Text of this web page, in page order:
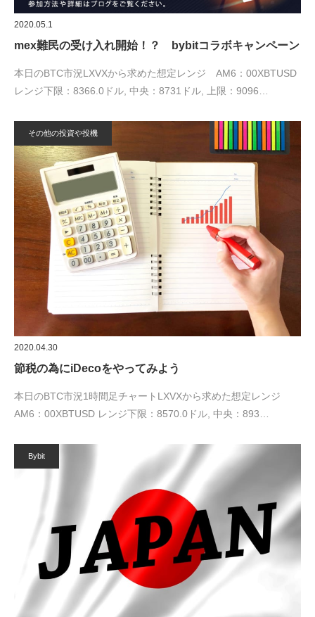
2020.05.1
mex難民の受け入れ開始！？ bybitコラボキャンペーン
本日のBTC市況LXVXから求めた想定レンジ AM6：00XBTUSD
レンジ下限：8366.0ドル, 中央：8731ドル, 上限：9096…
その他の投資や投機
2020.04.30
節税の為にiDecoをやってみよう
本日のBTC市況1時間足チャートLXVXから求めた想定レンジ
AM6：00XBTUSD レンジ下限：8570.0ドル, 中央：893…
Bybit